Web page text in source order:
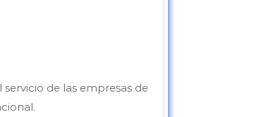
de las empresas de